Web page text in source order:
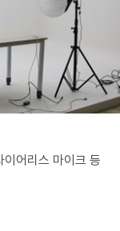
어리스 마이크 등